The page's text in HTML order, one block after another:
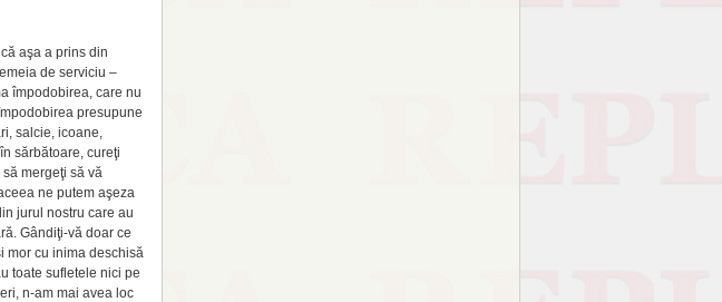
aşa a prins din
de serviciu –
împodobirea, care nu
presupune
salcie, icoane,
sărbătoare, cureţi
mergeţi să vă
ne putem aşeza
jurul nostru care au
Gândiţi-vă doar ce
mor cu inima deschisă
toate sufletele nici pe
n-am mai avea loc